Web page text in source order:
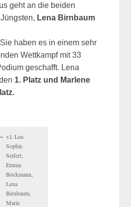
geht an die beiden
Lena Birnbaum
haben es in einem sehr
Wettkampf mit 33
geschafft. Lena
1. Platz und Marlene
v.l. Lea-
Sophie
Seifert,
Emma
Böckmann,
Lena
Birnbaum,
Marie